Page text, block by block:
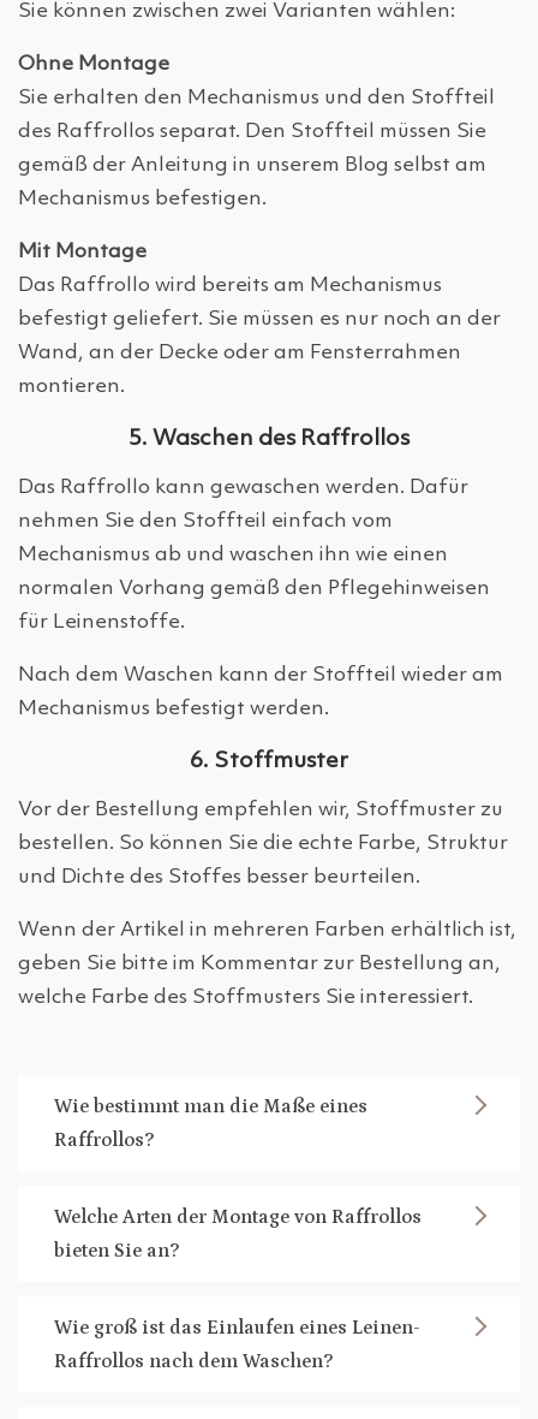
Sie können zwischen zwei Varianten wählen:
Ohne Montage
Sie erhalten den Mechanismus und den Stoffteil
des Raffrollos separat. Den Stoffteil müssen Sie
gemäß der Anleitung in unserem Blog selbst am
Mechanismus befestigen.
Mit Montage
Das Raffrollo wird bereits am Mechanismus
befestigt geliefert. Sie müssen es nur noch an der
Wand, an der Decke oder am Fensterrahmen
montieren.
5. Waschen des Raffrollos
Das Raffrollo kann gewaschen werden. Dafür
nehmen Sie den Stoffteil einfach vom
Mechanismus ab und waschen ihn wie einen
normalen Vorhang gemäß den Pflegehinweisen
für Leinenstoffe.
Nach dem Waschen kann der Stoffteil wieder am
Mechanismus befestigt werden.
6. Stoffmuster
Vor der Bestellung empfehlen wir, Stoffmuster zu
bestellen. So können Sie die echte Farbe, Struktur
und Dichte des Stoffes besser beurteilen.
Wenn der Artikel in mehreren Farben erhältlich ist,
geben Sie bitte im Kommentar zur Bestellung an,
welche Farbe des Stoffmusters Sie interessiert.
Wie bestimmt man die Maße eines
Raffrollos?
Welche Arten der Montage von Raffrollos
bieten Sie an?
Wie groß ist das Einlaufen eines Leinen-
Raffrollos nach dem Waschen?